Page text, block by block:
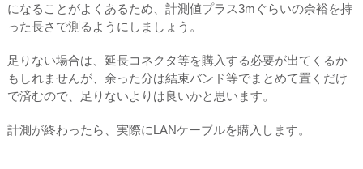
になることがよくあるため、計測値プラス3mぐらいの余裕を持
った長さで測るようにしましょう。
足りない場合は、延長コネクタ等を購入する必要が出てくるか
もしれませんが、余った分は結束バンド等でまとめて置くだけ
で済むので、足りないよりは良いかと思います。
計測が終わったら、実際にLANケーブルを購入します。